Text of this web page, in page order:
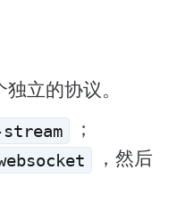
立的协议。
；
，然后